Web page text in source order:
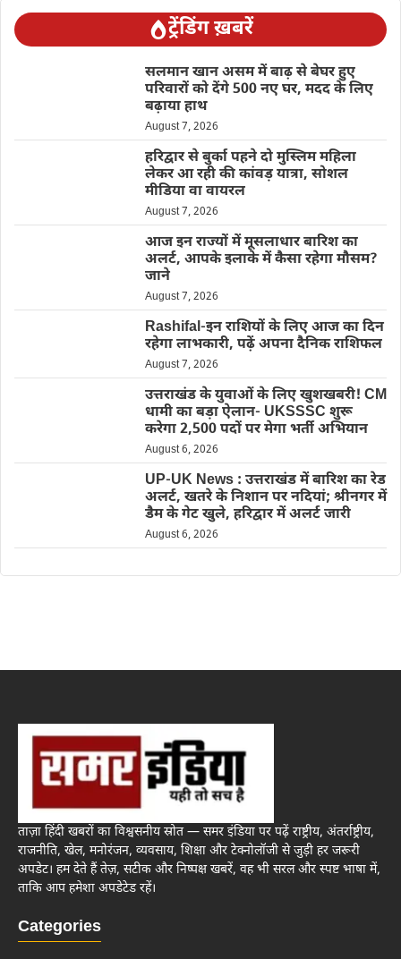
ट्रेंडिंग ख़बरें
सलमान खान असम में बाढ़ से बेघर हुए
परिवारों को देंगे 500 नए घर, मदद के लिए
बढ़ाया हाथ
August 7, 2026
हरिद्वार से बुर्का पहने दो मुस्लिम महिला
लेकर आ रही की कांवड़ यात्रा, सोशल
मीडिया वा वायरल
August 7, 2026
आज इन राज्यों में मूसलाधार बारिश का
अलर्ट, आपके इलाके में कैसा रहेगा मौसम?
जाने
August 7, 2026
Rashifal-इन राशियों के लिए आज का दिन
रहेगा लाभकारी, पढ़ें अपना दैनिक राशिफल
August 7, 2026
उत्तराखंड के युवाओं के लिए खुशखबरी! CM
धामी का बड़ा ऐलान- UKSSSC शुरू
करेगा 2,500 पदों पर मेगा भर्ती अभियान
August 6, 2026
UP-UK News : उत्तराखंड में बारिश का रेड
अलर्ट, खतरे के निशान पर नदियां; श्रीनगर में
डैम के गेट खुले, हरिद्वार में अलर्ट जारी
August 6, 2026
ताज़ा हिंदी खबरों का विश्वसनीय स्रोत — समर इंडिया पर पढ़ें राष्ट्रीय, अंतर्राष्ट्रीय,
राजनीति, खेल, मनोरंजन, व्यवसाय, शिक्षा और टेक्नोलॉजी से जुड़ी हर जरूरी
अपडेट। हम देते हैं तेज़, सटीक और निष्पक्ष खबरें, वह भी सरल और स्पष्ट भाषा में,
ताकि आप हमेशा अपडेटेड रहें।
Categories